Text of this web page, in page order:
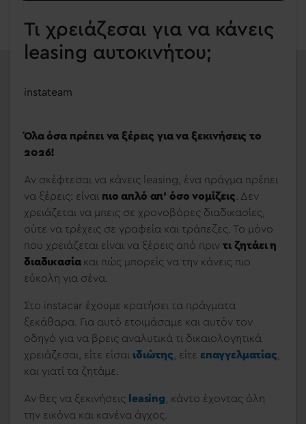
Τι χρειάζεσαι για να κάνεις
leasing αυτοκινήτου;
instateam
Όλα όσα πρέπει να ξέρεις για να ξεκινήσεις το
2026!
Αν σκέφτεσαι να κάνεις leasing, ένα πράγμα πρέπει
να ξέρεις: είναι πιο απλό απ’ όσο νομίζεις. Δεν
χρειάζεται να μπεις σε χρονοβόρες διαδικασίες,
ούτε να τρέχεις σε γραφεία και τράπεζες. Το μόνο
που χρειάζεται είναι να ξέρεις από πριν τι ζητάει η
διαδικασίακαι πώς μπορείς να την κάνεις πιο
εύκολη για σένα.
Στο instacar έχουμε κρατήσει τα πράγματα
ξεκάθαρα. Για αυτό ετοιμάσαμε και αυτόν τον
οδηγό για να βρεις αναλυτικά τι δικαιολογητικά
χρειάζεσαι, είτε είσαι ιδιώτης, είτε επαγγελματίας,
και γιατί τα ζητάμε.
Αν θες να ξεκινήσεις leasing, κάντο έχοντας όλη
την εικόνα και κανένα άγχος.